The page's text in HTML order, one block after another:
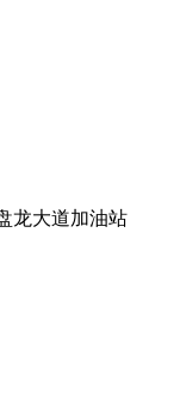
龙大道加油站